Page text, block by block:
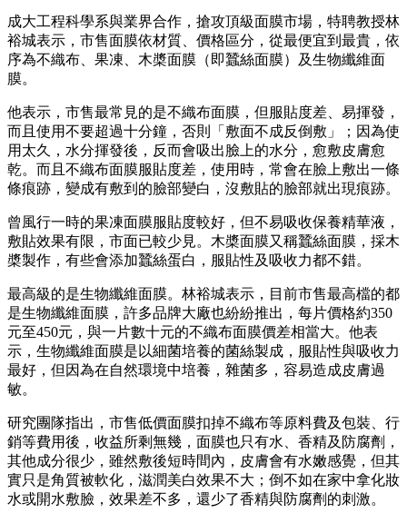
成大工程科學系與業界合作，搶攻頂級面膜市場，特聘教授林
裕城表示，市售面膜依材質、價格區分，從最便宜到最貴，依
序為不織布、果凍、木槳面膜（即蠶絲面膜）及生物纖維面
膜。
他表示，市售最常見的是不織布面膜，但服貼度差、易揮發，
而且使用不要超過十分鐘，否則「敷面不成反倒敷」；因為使
用太久，水分揮發後，反而會吸出臉上的水分，愈敷皮膚愈
乾。而且不織布面膜服貼度差，使用時，常會在臉上敷出一條
條痕跡，變成有敷到的臉部變白，沒敷貼的臉部就出現痕跡。
曾風行一時的果凍面膜服貼度較好，但不易吸收保養精華液，
敷貼效果有限，市面已較少見。木槳面膜又稱蠶絲面膜，採木
槳製作，有些會添加蠶絲蛋白，服貼性及吸收力都不錯。
最高級的是生物纖維面膜。林裕城表示，目前市售最高檔的都
是生物纖維面膜，許多品牌大廠也紛紛推出，每片價格約350
元至450元，與一片數十元的不織布面膜價差相當大。他表
示，生物纖維面膜是以細菌培養的菌絲製成，服貼性與吸收力
最好，但因為在自然環境中培養，雜菌多，容易造成皮膚過
敏。
研究團隊指出，市售低價面膜扣掉不織布等原料費及包裝、行
銷等費用後，收益所剩無幾，面膜也只有水、香精及防腐劑，
其他成分很少，雖然敷後短時間內，皮膚會有水嫩感覺，但其
實只是角質被軟化，滋潤美白效果不大；倒不如在家中拿化妝
水或開水敷臉，效果差不多，還少了香精與防腐劑的刺激。